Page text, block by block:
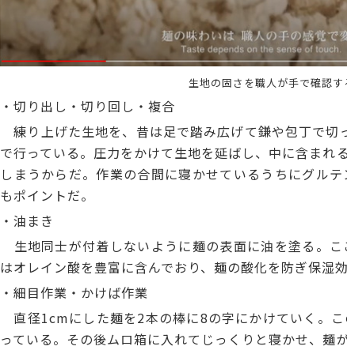
生地の固さを職人が手で確認す
・切り出し・切り回し・複合
練り上げた生地を、昔は足で踏み広げて鎌や包丁で
で行っている。圧力をかけて生地を延ばし、中に含まれ
しまうからだ。作業の合間に寝かせているうちにグル
もポイントだ。
・油まき
生地同士が付着しないように麺の表面に油を塗る。
はオレイン酸を豊富に含んでおり、麺の酸化を防ぎ保湿
・細目作業・かけば作業
直径1cmにした麺を2本の棒に8の字にかけていく。
っている。その後ムロ箱に入れてじっくりと寝かせ、